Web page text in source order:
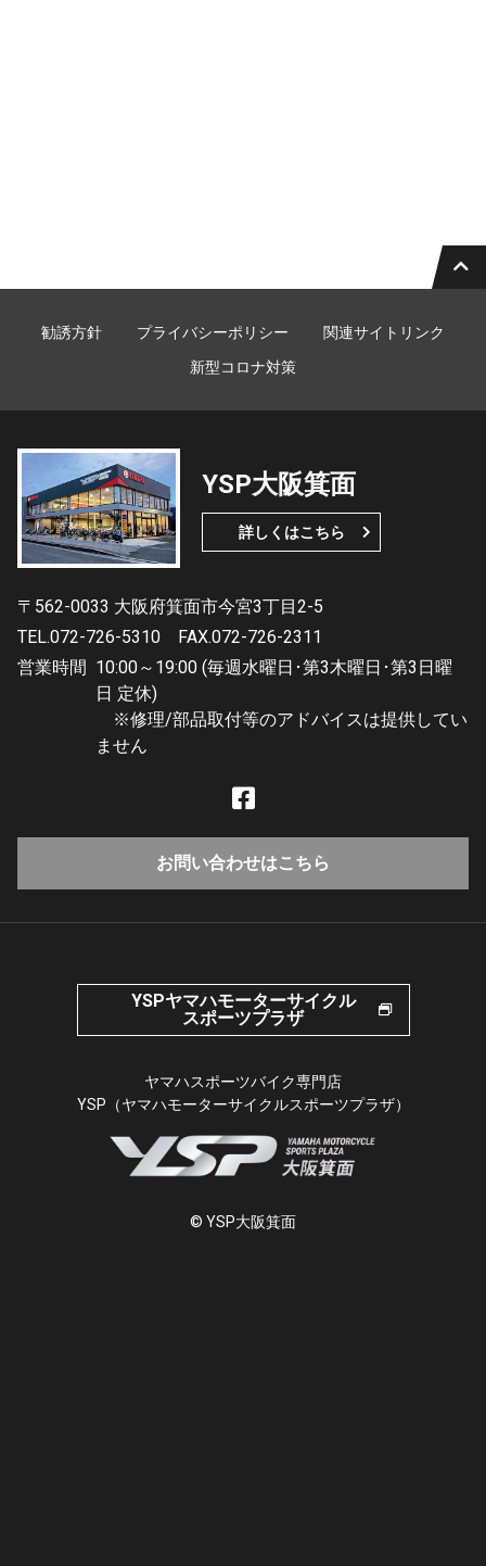
勧誘方針 プライバシーポリシー
関連サイトリンク
新型コロナ対策
YSP大阪箕面
詳しくはこちら
〒562-0033 大阪府箕面市今宮3丁目2-5
TEL.072-726-5310
FAX.072-726-2311
営業時間 10:00～19:00 (毎週水曜日･第3木曜日･第3日曜
日 定休)
※修理/部品取付等のアドバイスは提供してい
ません
お問い合わせはこちら
YSPヤマハモーターサイクル
スポーツプラザ
ヤマハスポーツバイク専門店
YSP（ヤマハモーターサイクルスポーツプラザ）
© YSP大阪箕面